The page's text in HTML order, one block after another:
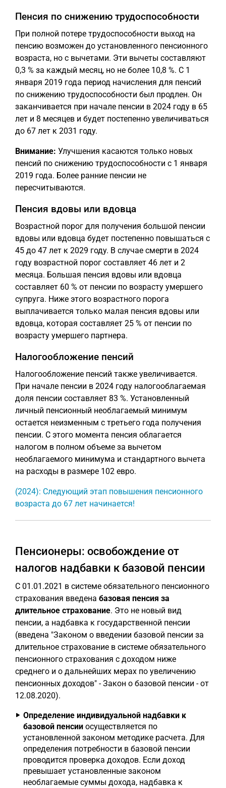
Пенсия по снижению трудоспособности
При полной потере трудоспособности выход на
пенсию возможен до установленного пенсионного
возраста, но с вычетами. Эти вычеты составляют
0,3 % за каждый месяц, но не более 10,8 %. С 1
января 2019 года период начисления для пенсий
по снижению трудоспособности был продлен. Он
заканчивается при начале пенсии в 2024 году в 65
лет и 8 месяцев и будет постепенно увеличиваться
до 67 лет к 2031 году.
Внимание: Улучшения касаются только новых
пенсий по снижению трудоспособности с 1 января
2019 года. Более ранние пенсии не
пересчитываются.
Пенсия вдовы или вдовца
Возрастной порог для получения большой пенсии
вдовы или вдовца будет постепенно повышаться с
45 до 47 лет к 2029 году. В случае смерти в 2024
году возрастной порог составляет 46 лет и 2
месяца. Большая пенсия вдовы или вдовца
составляет 60 % от пенсии по возрасту умершего
супруга. Ниже этого возрастного порога
выплачивается только малая пенсия вдовы или
вдовца, которая составляет 25 % от пенсии по
возрасту умершего партнера.
Налогообложение пенсий
Налогообложение пенсий также увеличивается.
При начале пенсии в 2024 году налогооблагаемая
доля пенсии составляет 83 %. Установленный
личный пенсионный необлагаемый минимум
остается неизменным с третьего года получения
пенсии. С этого момента пенсия облагается
налогом в полном объеме за вычетом
необлагаемого минимума и стандартного вычета
на расходы в размере 102 евро.
(2024): Следующий этап повышения пенсионного
возраста до 67 лет начинается!
Пенсионеры: освобождение от
налогов надбавки к базовой пенсии
С 01.01.2021 в системе обязательного пенсионного
страхования введена базовая пенсия за
длительное страхование. Это не новый вид
пенсии, а надбавка к государственной пенсии
(введена "Законом о введении базовой пенсии за
длительное страхование в системе обязательного
пенсионного страхования с доходом ниже
среднего и о дальнейших мерах по увеличению
пенсионных доходов" - Закон о базовой пенсии - от
12.08.2020).
Определение индивидуальной надбавки к
базовой пенсии осуществляется по
установленной законом методике расчета. Для
определения потребности в базовой пенсии
проводится проверка доходов. Если доход
превышает установленные законом
необлагаемые суммы дохода, надбавка к